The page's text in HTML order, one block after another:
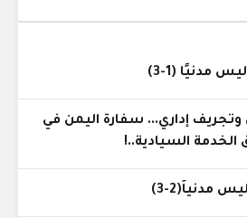
مدنيًا (1-3)
إداري... سفارة اليمن في
الخدمة السيادية..!
مدنياً(2-3)